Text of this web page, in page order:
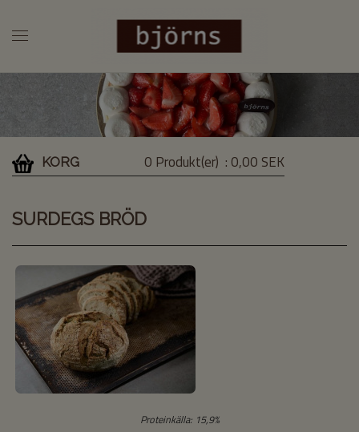
KORG 0 Produkt(er) : 0,00 SEK
SURDEGS BRÖD
Proteinkälla: 15,9%